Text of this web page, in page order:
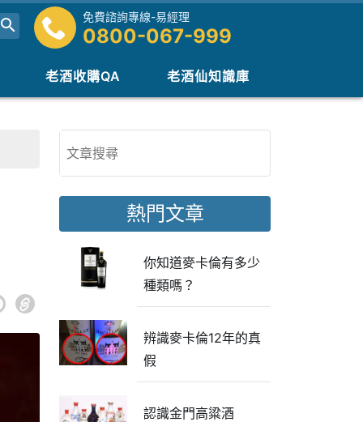
免費諮詢專線-易經理
0800-067-999
老酒收購QA 老酒仙知識庫
熱門文章
你知道麥卡倫有多少
種類嗎？
辨識麥卡倫12年的真
假
認識金門高粱酒